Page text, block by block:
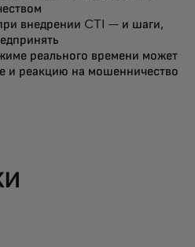
внедрении CTI — и шаги,
реального времени может
и реакцию на мошенничество